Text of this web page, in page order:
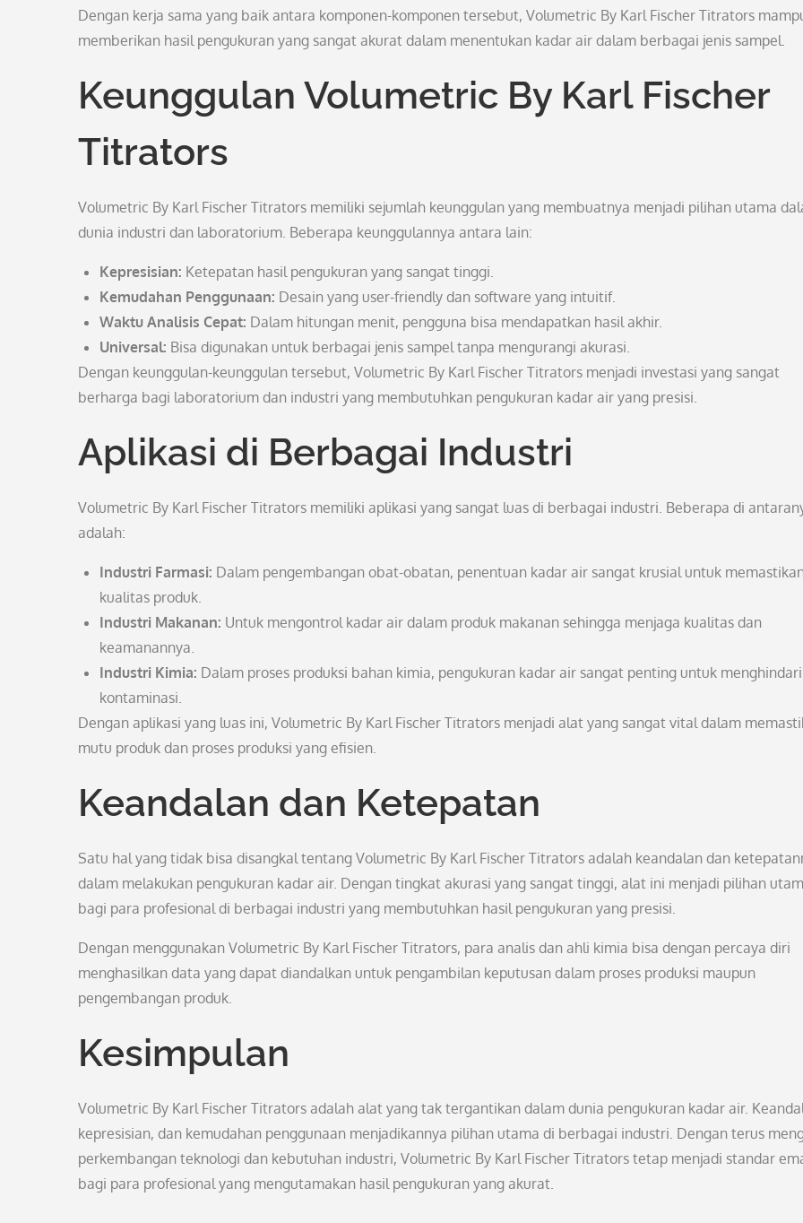
Dengan kerja sama yang baik antara komponen-komponen tersebut, Volumetric By Karl Fischer Titrators
memberikan hasil pengukuran yang sangat akurat dalam menentukan kadar air dalam berbagai jenis sampel.
Keunggulan Volumetric By Karl Fischer
Titrators
Volumetric By Karl Fischer Titrators memiliki sejumlah keunggulan yang membuatnya menjadi pilihan utama
dunia industri dan laboratorium. Beberapa keunggulannya antara lain:
Kepresisian: Ketepatan hasil pengukuran yang sangat tinggi.
Kemudahan Penggunaan: Desain yang user-friendly dan software yang intuitif.
Waktu Analisis Cepat: Dalam hitungan menit, pengguna bisa mendapatkan hasil akhir.
Universal: Bisa digunakan untuk berbagai jenis sampel tanpa mengurangi akurasi.
Dengan keunggulan-keunggulan tersebut, Volumetric By Karl Fischer Titrators menjadi investasi yang sangat
berharga bagi laboratorium dan industri yang membutuhkan pengukuran kadar air yang presisi.
Aplikasi di Berbagai Industri
Volumetric By Karl Fischer Titrators memiliki aplikasi yang sangat luas di berbagai industri. Beberapa di
adalah:
Industri Farmasi: Dalam pengembangan obat-obatan, penentuan kadar air sangat krusial untuk
kualitas produk.
Industri Makanan: Untuk mengontrol kadar air dalam produk makanan sehingga menjaga kualitas dan
keamanannya.
Industri Kimia: Dalam proses produksi bahan kimia, pengukuran kadar air sangat penting untuk menghindari
kontaminasi.
Dengan aplikasi yang luas ini, Volumetric By Karl Fischer Titrators menjadi alat yang sangat vital dalam
mutu produk dan proses produksi yang efisien.
Keandalan dan Ketepatan
Satu hal yang tidak bisa disangkal tentang Volumetric By Karl Fischer Titrators adalah keandalan dan
dalam melakukan pengukuran kadar air. Dengan tingkat akurasi yang sangat tinggi, alat ini menjadi pilihan
bagi para profesional di berbagai industri yang membutuhkan hasil pengukuran yang presisi.
Dengan menggunakan Volumetric By Karl Fischer Titrators, para analis dan ahli kimia bisa dengan percaya diri
menghasilkan data yang dapat diandalkan untuk pengambilan keputusan dalam proses produksi maupun
pengembangan produk.
Kesimpulan
Volumetric By Karl Fischer Titrators adalah alat yang tak tergantikan dalam dunia pengukuran kadar air.
kepresisian, dan kemudahan penggunaan menjadikannya pilihan utama di berbagai industri. Dengan terus
perkembangan teknologi dan kebutuhan industri, Volumetric By Karl Fischer Titrators tetap menjadi standar
bagi para profesional yang mengutamakan hasil pengukuran yang akurat.